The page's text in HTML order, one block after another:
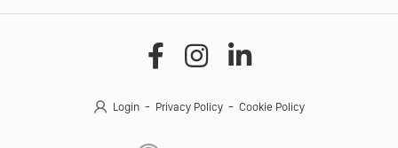
Login Privacy Policy Cookie Policy